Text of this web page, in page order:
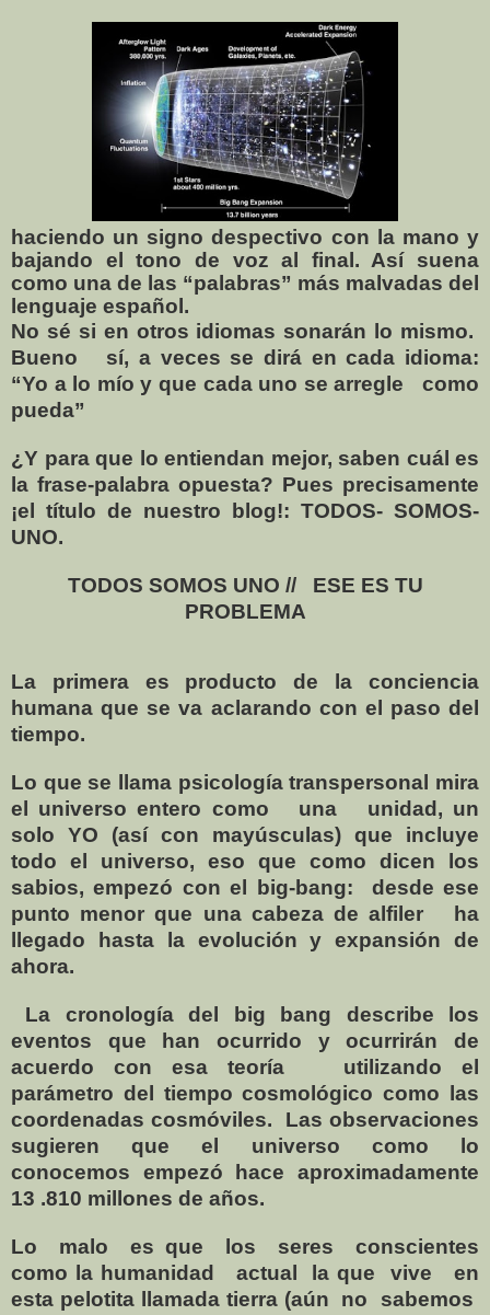
haciendo un signo despectivo con la mano y
bajando el tono de voz al final. Así suena
como una de las “palabras” más malvadas del
lenguaje español.
No sé si en otros idiomas sonarán lo mismo.
Bueno
sí, a veces se dirá en cada idioma:
“Yo a lo mío y que cada uno se arregle
como
pueda”
¿Y para que lo entiendan mejor, saben cuál es
la frase-palabra opuesta? Pues precisamente
¡el título de nuestro blog!: TODOS- SOMOS-
UNO.
TODOS SOMOS UNO //
ESE ES TU
PROBLEMA
La primera es producto de la conciencia
humana que se va aclarando con el paso del
tiempo.
Lo que se llama psicología transpersonal mira
el universo entero como
una
unidad, un
solo YO (así con mayúsculas) que incluye
todo el universo, eso que como dicen los
sabios, empezó con el big-bang:
desde ese
punto menor que una cabeza de alfiler
ha
llegado hasta la evolución y expansión de
ahora.
La cronología del big bang describe los
eventos que han ocurrido y ocurrirán de
acuerdo con esa teoría
utilizando el
parámetro del tiempo cosmológico como las
coordenadas cosmóviles. ​ Las observaciones
sugieren que el universo como lo
conocemos empezó hace aproximadamente
13 .810 millones de años.
Lo malo es que los seres
conscientes
como la humanidad
actual la que vive
en
esta pelotita llamada tierra (aún
no
sabemos